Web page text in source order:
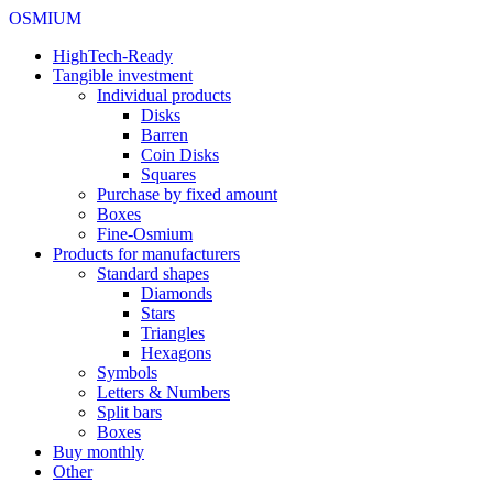
OSMIUM
HighTech-Ready
Tangible investment
Individual products
Disks
Barren
Coin Disks
Squares
Purchase by fixed amount
Boxes
Fine-Osmium
Products for manufacturers
Standard shapes
Diamonds
Stars
Triangles
Hexagons
Symbols
Letters & Numbers
Split bars
Boxes
Buy monthly
Other